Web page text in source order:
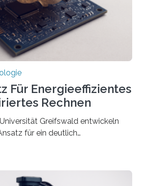
Körperbewegung, Gestik
sind…
Für Energieeffizientes
Rechnen
Greifswald entwickeln
für ein deutlich
vom menschlichen Gehirn. Die
vor